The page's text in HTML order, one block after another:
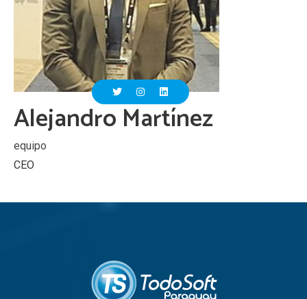
Alejandro Martínez
equipo
CEO